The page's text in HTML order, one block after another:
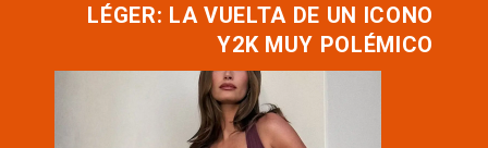
LÉGER: LA VUELTA DE UN ICONO
Y2K MUY POLÉMICO